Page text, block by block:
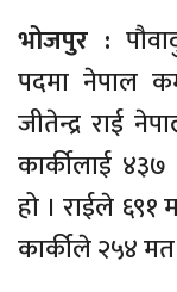
भोजपुर :
पदमा नेपाल
जीतेन्द्र राई
कार्कीलाई
हो । राईले ६९१
कार्कीले २५४ मत